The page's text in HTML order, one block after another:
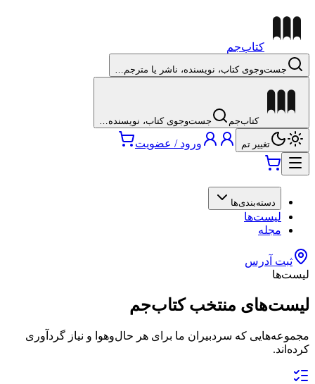
کتاب‌جم
جست‌وجوی کتاب، نویسنده، ناشر یا مترجم…
کتاب‌جم جست‌وجوی کتاب، نویسنده…
تغییر تم ورود / عضویت
دسته‌بندی‌ها
لیست‌ها
مجله
ثبت آدرس
لیست‌ها
لیست‌های منتخب کتاب‌جم
مجموعه‌هایی که سردبیران ما برای هر حال‌وهوا و نیاز گردآوری
کرده‌اند.